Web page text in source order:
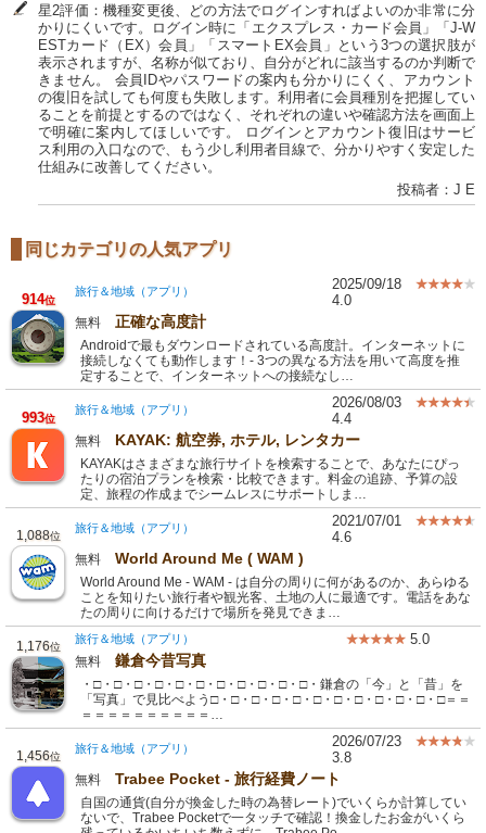
星2評価：機種変更後、どの方法でログインすればよいのか非常に分
かりにくいです。ログイン時に「エクスプレス・カード会員」「J-W
ESTカード（EX）会員」「スマートEX会員」という3つの選択肢が
表示されますが、名称が似ており、自分がどれに該当するのか判断で
きません。 会員IDやパスワードの案内も分かりにくく、アカウント
の復旧を試しても何度も失敗します。利用者に会員種別を把握してい
ることを前提とするのではなく、それぞれの違いや確認方法を画面上
で明確に案内してほしいです。 ログインとアカウント復旧はサービ
ス利用の入口なので、もう少し利用者目線で、分かりやすく安定した
仕組みに改善してください。
投稿者：J E
同じカテゴリの人気アプリ
914位
旅行＆地域（アプリ）
2025/09/18
4.0
無料 正確な高度計
Androidで最もダウンロードされている高度計。インターネットに
接続しなくても動作します！- 3つの異なる方法を用いて高度を推
定することで、インターネットへの接続なし…
993位
旅行＆地域（アプリ）
2026/08/03
4.4
無料 KAYAK: 航空券, ホテル, レンタカー
KAYAKはさまざまな旅行サイトを検索することで、あなたにぴっ
たりの宿泊プランを検索・比較できます。料金の追跡、予算の設
定、旅程の作成までシームレスにサポートしま…
1,088位
旅行＆地域（アプリ）
2021/07/01
4.6
無料 World Around Me ( WAM )
World Around Me - WAM - は自分の周りに何があるのか、あらゆる
ことを知りたい旅行者や観光客、土地の人に最適です。電話をあな
たの周りに向けるだけで場所を発見できま…
1,176位
旅行＆地域（アプリ） 5.0
無料 鎌倉今昔写真
・□・□・□・□・□・□・□・□・□・□・□・鎌倉の「今」と「昔」を
「写真」で見比べよう□・□・□・□・□・□・□・□・□・□・□・□＝＝
＝＝＝＝＝＝＝＝＝＝…
1,456位
旅行＆地域（アプリ）
2026/07/23
3.8
無料 Trabee Pocket - 旅行経費ノート
自国の通貨(自分が換金した時の為替レート)でいくらか計算してい
ないで、Trabee Pocketで一タッチで確認！換金したお金がいくら